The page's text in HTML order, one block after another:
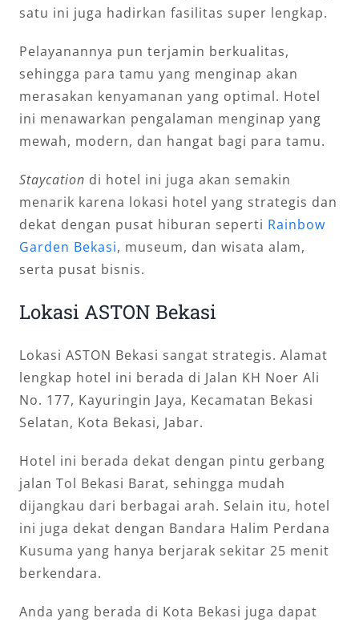
satu ini juga hadirkan fasilitas super lengkap.
Pelayanannya pun terjamin berkualitas,
sehingga para tamu yang menginap akan
merasakan kenyamanan yang optimal. Hotel
ini menawarkan pengalaman menginap yang
mewah, modern, dan hangat bagi para tamu.
Staycation di hotel ini juga akan semakin
menarik karena lokasi hotel yang strategis dan
dekat dengan pusat hiburan seperti Rainbow
Garden Bekasi, museum, dan wisata alam,
serta pusat bisnis.
Lokasi ASTON Bekasi
Lokasi ASTON Bekasi sangat strategis. Alamat
lengkap hotel ini berada di Jalan KH Noer Ali
No. 177, Kayuringin Jaya, Kecamatan Bekasi
Selatan, Kota Bekasi, Jabar.
Hotel ini berada dekat dengan pintu gerbang
jalan Tol Bekasi Barat, sehingga mudah
dijangkau dari berbagai arah. Selain itu, hotel
ini juga dekat dengan Bandara Halim Perdana
Kusuma yang hanya berjarak sekitar 25 menit
berkendara.
Anda yang berada di Kota Bekasi juga dapat